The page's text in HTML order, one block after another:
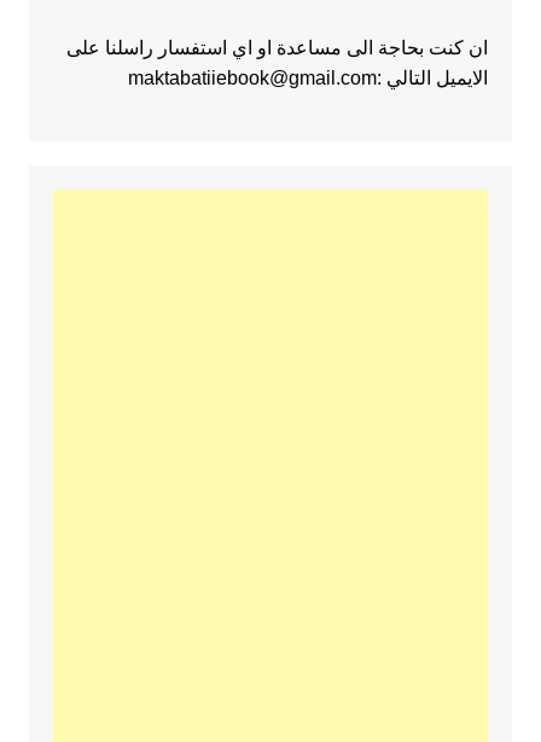
ان كنت بحاجة الى مساعدة او اي استفسار راسلنا على
الايميل التالي :maktabatiiebook@gmail.com